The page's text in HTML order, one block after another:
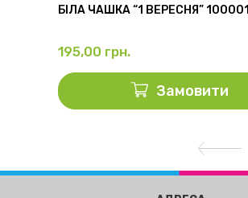
БІЛА ЧАШКА “1 ВЕРЕСНЯ” 100001
195,00 грн.
Замовити